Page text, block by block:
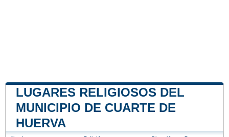
LUGARES RELIGIOSOS DEL
MUNICIPIO DE CUARTE DE
HUERVA